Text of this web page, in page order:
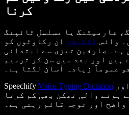
کرنا
فارمیٹنگ یا مسلسل ٹائپنگ
وائس ڈکٹیشن ان رکاوٹوں کو
ہے۔ صارفین تیزی سے ابتدائی
ہیں اور بعد میں سن کر ترمیم
عموماً زیادہ آسان لگتا ہے۔
Speechify Voice Typing Dictation
ہونے والی تھکن بھی کم کرتا
واضح اور توجہ قائم رہتی ہے۔